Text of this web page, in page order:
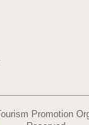
Promotion